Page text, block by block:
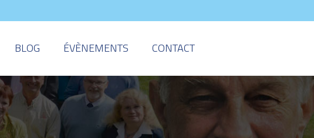
BLOG ÉVÈNEMENTS CONTACT